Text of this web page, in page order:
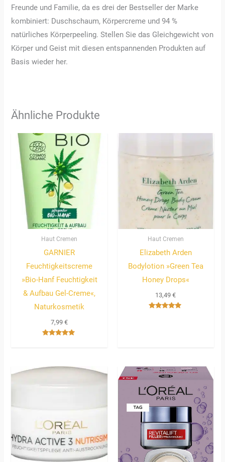
Freunde und Familie, da es drei der Bestseller der Marke
kombiniert: Duschschaum, Körpercreme und 94 %
natürliches Körperpeeling. Stellen Sie das Gleichgewicht von
Körper und Geist mit diesen entspannenden Produkten auf
Basis wieder her.
Ähnliche Produkte
Haut Cremen
GARNIER
Feuchtigkeitscreme
»Bio-Hanf Feuchtigkeit
& Aufbau Gel-Creme«,
Naturkosmetik
7,99€
Haut Cremen
Elizabeth Arden
Bodylotion »Green Tea
Honey Drops«
13,49€